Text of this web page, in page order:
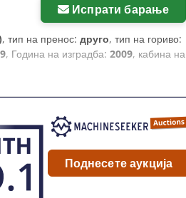
Испрати барање
, тип на пренос: друго, тип на гориво:
, Година на изградба: 2009, кабина на
Поднесете аукција